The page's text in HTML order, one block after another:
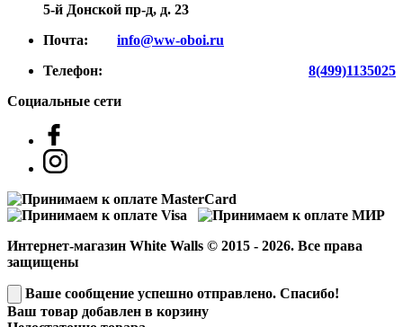
5-й Донской пр-д, д. 23
Почта: info@ww-oboi.ru
Телефон:
8(499)1135025
Социальные сети
Интернет-магазин White Walls © 2015 - 2026. Все права
защищены
Ваше сообщение успешно отправлено. Спасибо!
Ваш товар добавлен в корзину